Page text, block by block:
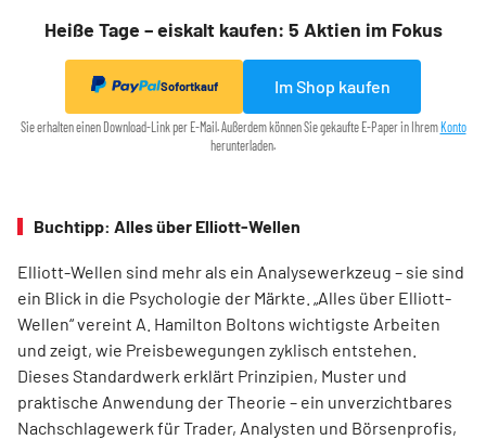
Heiße Tage – eiskalt kaufen: 5 Aktien im Fokus
Sofortkauf Im Shop kaufen
Sie erhalten einen Download-Link per E-Mail. Außerdem können Sie gekaufte E-Paper in Ihrem Konto
herunterladen.
Buchtipp: Alles über Elliott-Wellen
Elliott-Wellen sind mehr als ein Analysewerkzeug – sie sind
ein Blick in die Psychologie der Märkte. „Alles über Elliott-
Wellen“ vereint A. Hamilton Boltons wichtigste Arbeiten
und zeigt, wie Preisbewegungen zyklisch entstehen.
Dieses Standardwerk erklärt Prinzipien, Muster und
praktische Anwendung der Theorie – ein unverzichtbares
Nachschlagewerk für Trader, Analysten und Börsenprofis,